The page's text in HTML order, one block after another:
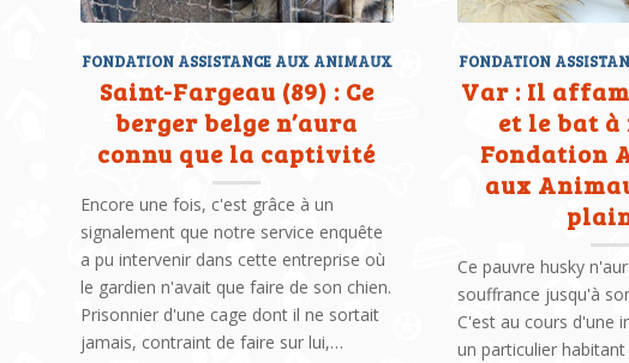
FONDATION ASSISTANCE AUX ANIMAUX
Saint-Fargeau (89) : Ce
berger belge n’aura
connu que la captivité
Encore une fois, c'est grâce à un
signalement que notre service enquête
a pu intervenir dans cette entreprise où
le gardien n'avait que faire de son chien.
Prisonnier d'une cage dont il ne sortait
jamais, contraint de faire sur lui,…
FONDATION
Var : Il
et le bat à
Fondation
aux
Ce pauvre husky
souffrance jusqu'à
C'est au cours d'une
un particulier